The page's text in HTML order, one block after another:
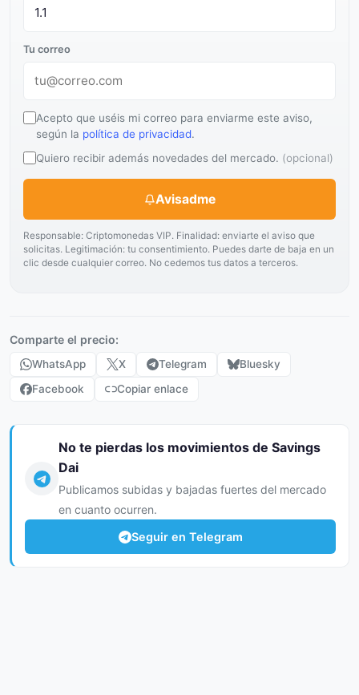
Tu correo
Acepto que uséis mi correo para enviarme este aviso,
según la política de privacidad.
Quiero recibir además novedades del mercado. (opcional)
Avisadme
Responsable: Criptomonedas VIP. Finalidad: enviarte el aviso que
solicitas. Legitimación: tu consentimiento. Puedes darte de baja en un
clic desde cualquier correo. No cedemos tus datos a terceros.
Comparte el precio:
WhatsApp X Telegram
Bluesky
Facebook
Copiar enlace
No te pierdas los movimientos de Savings
Dai
Publicamos subidas y bajadas fuertes del mercado
en cuanto ocurren.
Seguir en Telegram